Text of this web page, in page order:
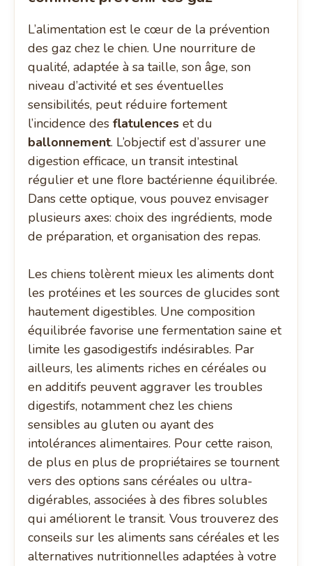
L’alimentation est le cœur de la prévention
des gaz chez le chien. Une nourriture de
qualité, adaptée à sa taille, son âge, son
niveau d’activité et ses éventuelles
sensibilités, peut réduire fortement
l’incidence desflatulences et du
ballonnement. L’objectif est d’assurer une
digestion efficace, un transit intestinal
régulier et une flore bactérienne équilibrée.
Dans cette optique, vous pouvez envisager
plusieurs axes: choix des ingrédients, mode
de préparation, et organisation des repas.
Les chiens tolèrent mieux les aliments dont
les protéines et les sources de glucides sont
hautement digestibles. Une composition
équilibrée favorise une fermentation saine et
limite les gasodigestifs indésirables. Par
ailleurs, les aliments riches en céréales ou
en additifs peuvent aggraver les troubles
digestifs, notamment chez les chiens
sensibles au gluten ou ayant des
intolérances alimentaires. Pour cette raison,
de plus en plus de propriétaires se tournent
vers des options sans céréales ou ultra-
digérables, associées à des fibres solubles
qui améliorent le transit. Vous trouverez des
conseils sur les aliments sans céréales et les
alternatives nutritionnelles adaptées à votre